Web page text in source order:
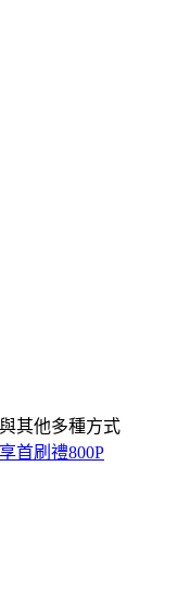
其他多種方式
首刷禮800P